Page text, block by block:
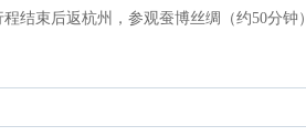
结束后返杭州，参观蚕博丝绸（约50分钟